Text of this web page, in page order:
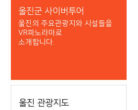
울진군 사이버투어
울진의 주요관광지와 시설들을
VR파노라마로
소개합니다.
울진 관광지도